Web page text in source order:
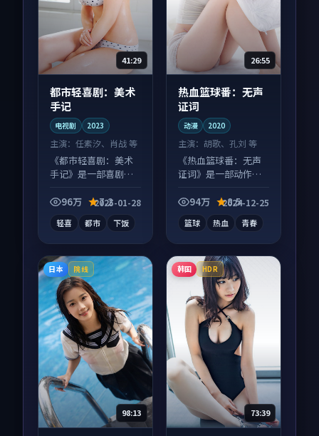
41:29
都市轻喜剧：美术
手记
电视剧 2023
主演： 任素汐、肖战 等
《都市轻喜剧：美术
手记》是一部喜剧向
蛋别错过，字幕区常
96万 7.2
2025-01-28
轻喜 都市 下饭
26:55
热血篮球番：无声
证词
动漫 2020
主演： 胡歌、孔刘 等
《热血篮球番：无声
证词》是一部动作向
齐全，观感爽快不拖
94万 8.5
2024-12-25
篮球 热血 青春
日本 院线
98:13
韩国 HDR
73:39